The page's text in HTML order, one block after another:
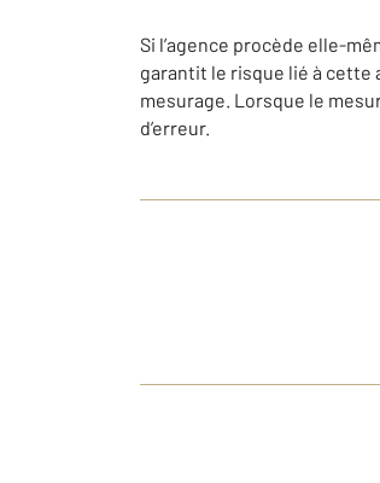
Si l’agence procède elle-
garantit le risque lié à cette
mesurage. Lorsque le
d’erreur.